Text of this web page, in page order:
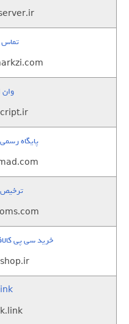
تماس
پایگاه
ترخیص
خرید سی پی